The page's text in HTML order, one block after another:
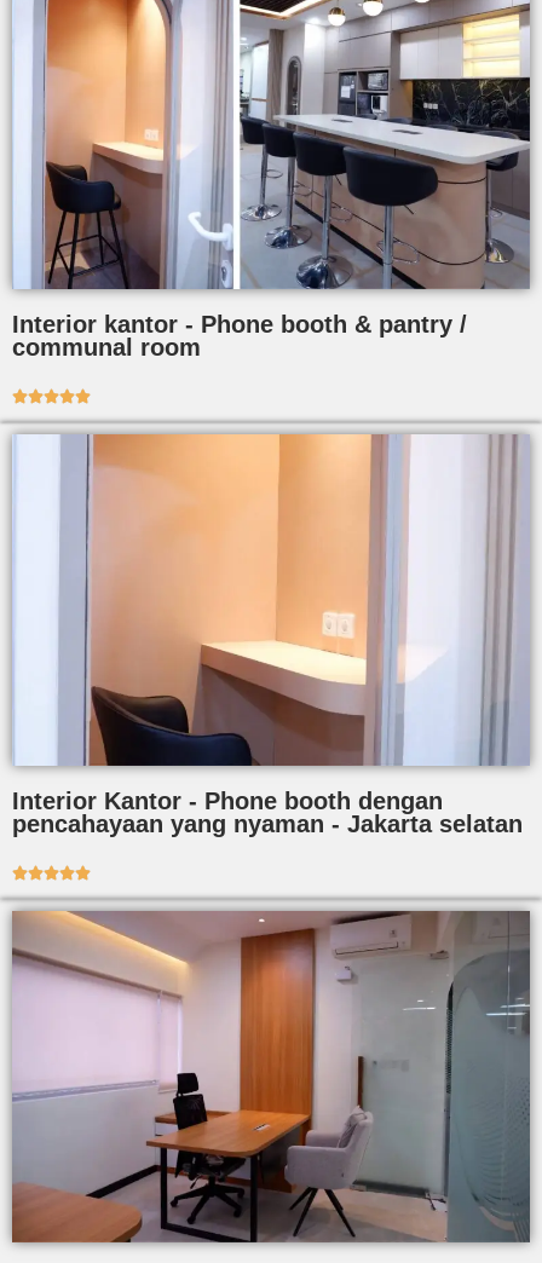
Interior kantor - Phone booth & pantry /
communal room

Interior Kantor - Phone booth dengan
pencahayaan yang nyaman - Jakarta selatan
